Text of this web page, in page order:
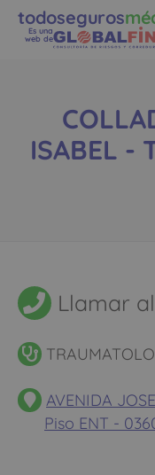
todoseguros
Es una
web de
ISABEL -
Llamar al
AVENIDA
Piso ENT -